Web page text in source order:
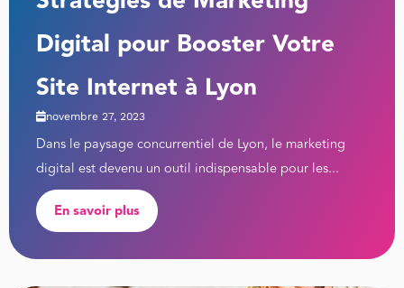
Digital pour Booster Votre
Site Internet à Lyon
novembre 27, 2023
Dans le paysage concurrentiel de Lyon, le marketing
digital est devenu un outil indispensable pour les...
En savoir plus